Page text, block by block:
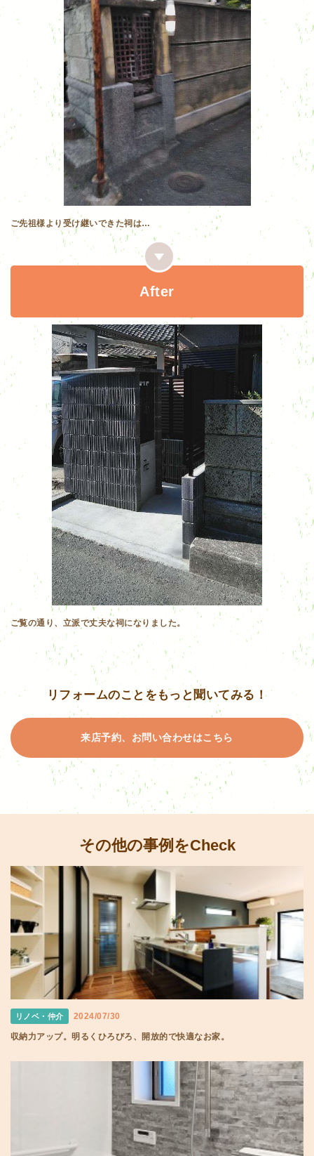
ご先祖様より受け継いできた祠は…
After
ご覧の通り、立派で丈夫な祠になりました。
リフォームのことをもっと聞いてみる！
来店予約、お問い合わせはこちら
その他の事例をCheck
リノベ・仲介 2024/07/30
収納力アップ。明るくひろびろ、開放的で快適なお家。